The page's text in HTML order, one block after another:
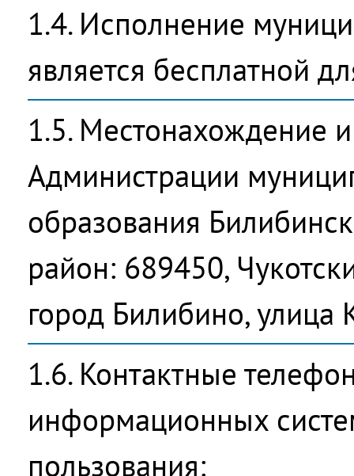
1.4. Исполнение
является бесплатной
1.5. Местонахождение
Администрации
образования
район: 689450,
город Билибино, улица
1.6. Контактные
информационных
пользования: